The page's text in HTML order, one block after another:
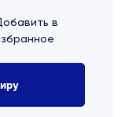
в